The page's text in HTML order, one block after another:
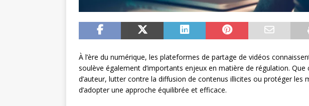
À l’ère du numérique, les plateformes de partage de vidéos
soulève également d’importants enjeux en matière de régulation.
d’auteur, lutter contre la diffusion de contenus illicites ou protéger les
d’adopter une approche équilibrée et efficace.